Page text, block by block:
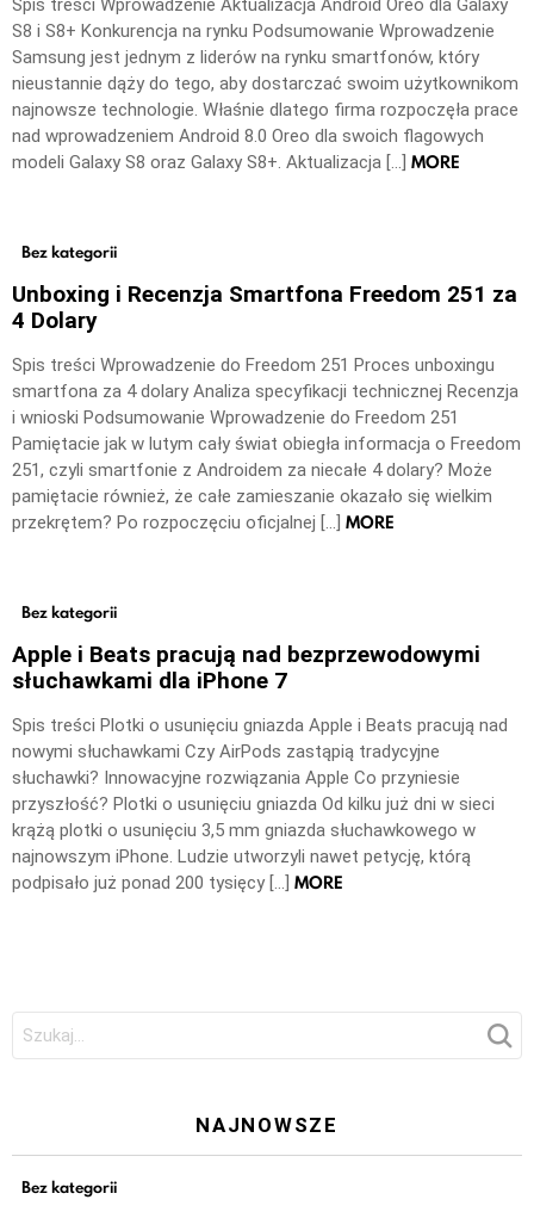
Spis treści Wprowadzenie Aktualizacja Android Oreo dla Galaxy
S8 i S8+ Konkurencja na rynku Podsumowanie Wprowadzenie
Samsung jest jednym z liderów na rynku smartfonów, który
nieustannie dąży do tego, aby dostarczać swoim użytkownikom
najnowsze technologie. Właśnie dlatego firma rozpoczęła prace
nad wprowadzeniem Android 8.0 Oreo dla swoich flagowych
modeli Galaxy S8 oraz Galaxy S8+. Aktualizacja […] MORE
Bez kategorii
Unboxing i Recenzja Smartfona Freedom 251 za
4 Dolary
Spis treści Wprowadzenie do Freedom 251 Proces unboxingu
smartfona za 4 dolary Analiza specyfikacji technicznej Recenzja
i wnioski Podsumowanie Wprowadzenie do Freedom 251
Pamiętacie jak w lutym cały świat obiegła informacja o Freedom
251, czyli smartfonie z Androidem za niecałe 4 dolary? Może
pamiętacie również, że całe zamieszanie okazało się wielkim
przekrętem? Po rozpoczęciu oficjalnej […] MORE
Bez kategorii
Apple i Beats pracują nad bezprzewodowymi
słuchawkami dla iPhone 7
Spis treści Plotki o usunięciu gniazda Apple i Beats pracują nad
nowymi słuchawkami Czy AirPods zastąpią tradycyjne
słuchawki? Innowacyjne rozwiązania Apple Co przyniesie
przyszłość? Plotki o usunięciu gniazda Od kilku już dni w sieci
krążą plotki o usunięciu 3,5 mm gniazda słuchawkowego w
najnowszym iPhone. Ludzie utworzyli nawet petycję, którą
podpisało już ponad 200 tysięcy […] MORE
NAJNOWSZE
Bez kategorii